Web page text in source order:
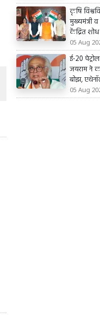
कृषि
मुख्यमंत्री
केंद्रित
05 Aug
ई-20
जयराम ने
बोझ,
05 Aug